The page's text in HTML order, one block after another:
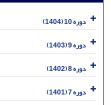
دوره 10 (1404)
دوره 9 (1403)
دوره 8 (1402)
دوره 7 (1401)